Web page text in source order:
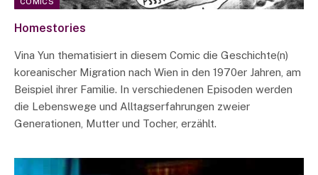
Homestories
Vina Yun thematisiert in diesem Comic die Geschichte(n)
koreanischer Migration nach Wien in den 1970er Jahren, am
Beispiel ihrer Familie. In verschiedenen Episoden werden
die Lebenswege und Alltagserfahrungen zweier
Generationen, Mutter und Tocher, erzählt.